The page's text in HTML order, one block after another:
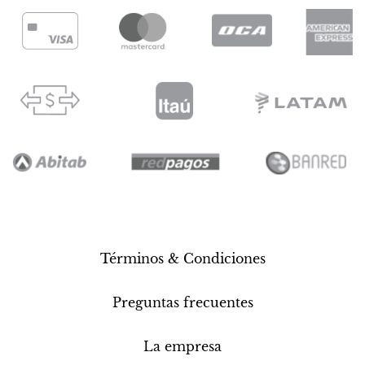
Términos & Condiciones
Preguntas frecuentes
La empresa